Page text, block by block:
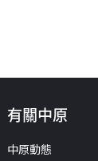
有關中原
中原動態